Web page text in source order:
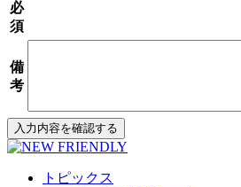
必
須
備
考
トピックス